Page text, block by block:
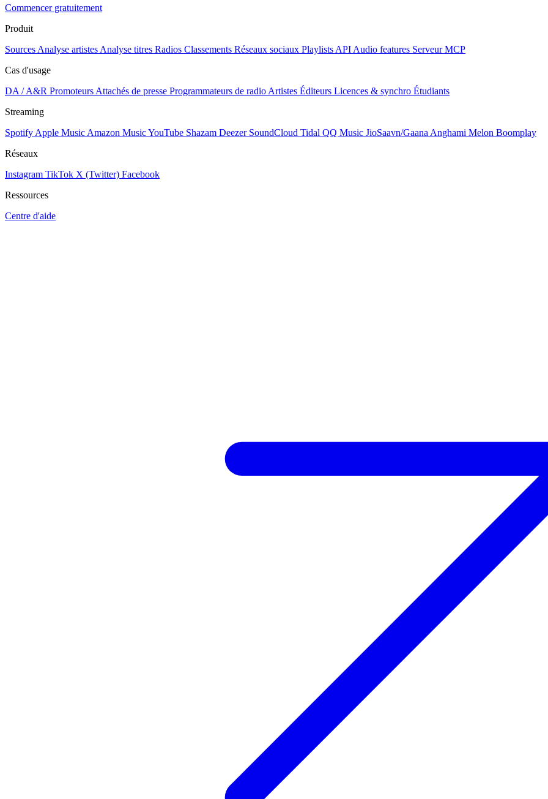
Commencer gratuitement
Produit
Sources Analyse artistes Analyse titres Radios Classements Réseaux sociaux Playlists API Audio features Serveur MCP
Cas d'usage
DA / A&R Promoteurs Attachés de presse Programmateurs de radio Artistes Éditeurs Licences & synchro Étudiants
Streaming
Spotify Apple Music Amazon MusicYouTube Shazam Deezer SoundCloud Tidal QQ Music JioSaavn/Gaana Anghami Melon Boomplay
Réseaux
Instagram TikTok X (Twitter) Facebook
Ressources
Centre d'aide